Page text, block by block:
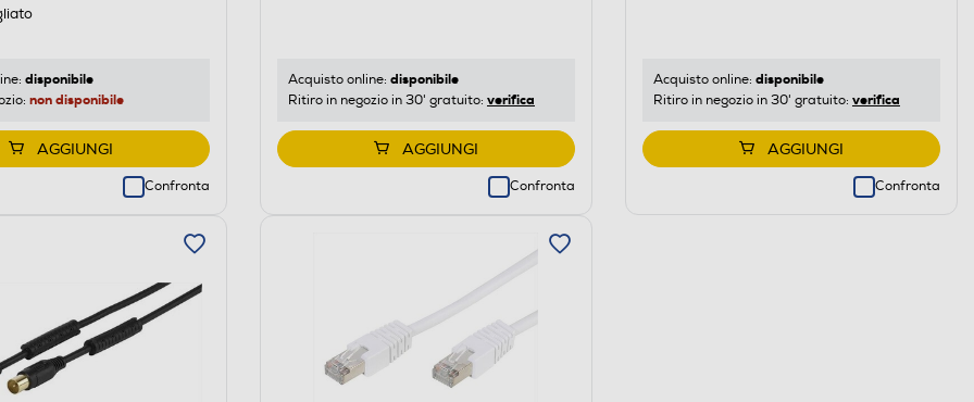
disponibile
non disponibile
AGGIUNGI
Confronta
Acquisto online: disponibile
Ritiro in negozio in 30' gratuito: verifica
AGGIUNGI
Confronta
Acquisto online: disponibile
Ritiro in negozio in 30' gratuito: verifica
AGGIUNGI
Confronta